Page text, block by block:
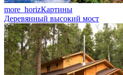
more_horizКартины
Деревянный высокий мост